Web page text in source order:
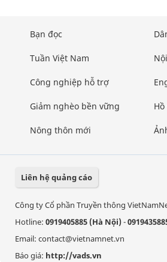
Bạn đọc
Tuần Việt Nam
Công nghiệp hỗ trợ
Giảm nghèo bền vững
Nông thôn mới
Liên hệ quảng cáo
Công ty Cổ phần Truyền thông
Hotline: 0919405885 (Hà Nội)-
Email: contact@vietnamnet.vn
Báo giá: http://vads.vn